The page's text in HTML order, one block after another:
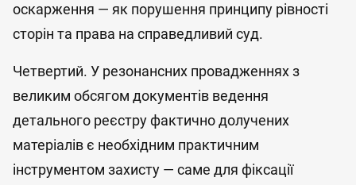
оскарження — як порушення принципу рівності
сторін та права на справедливий суд.
Четвертий. У резонансних провадженнях з
великим обсягом документів ведення
детального реєстру фактично долучених
матеріалів є необхідним практичним
інструментом захисту — саме для фіксації